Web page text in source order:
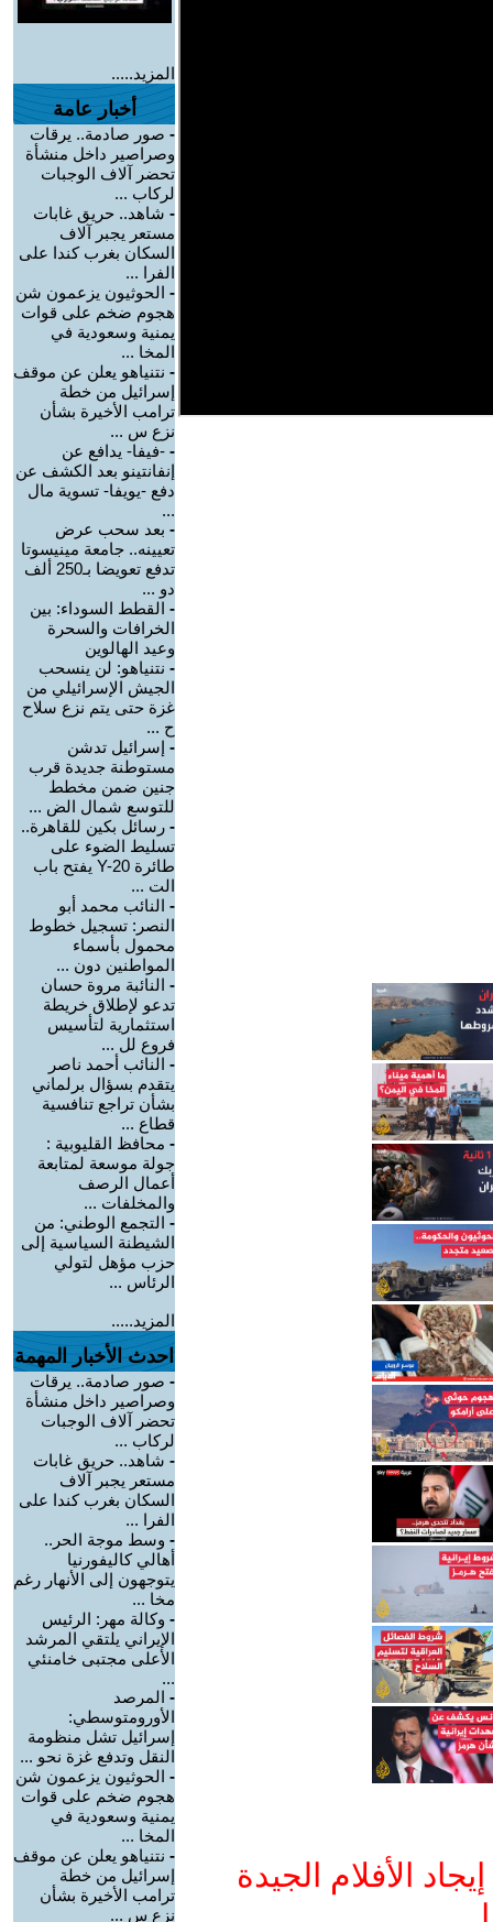
الأفلام الجيدة
المزيد.....
أخبار عامة
- صور صادمة.. يرقات
وصراصير داخل منشأة
تحضر آلاف الوجبات
لركاب ...
- شاهد.. حريق غابات
مستعر يجبر آلاف
السكان بغرب كندا على
الفرا ...
- الحوثيون يزعمون شن
هجوم ضخم على قوات
يمنية وسعودية في
المخا ...
- نتنياهو يعلن عن موقف
إسرائيل من خطة
ترامب الأخيرة بشأن
نزع س ...
- -فيفا- يدافع عن
إنفانتينو بعد الكشف عن
دفع -يويفا- تسوية مال
...
- بعد سحب عرض
تعيينه.. جامعة مينيسوتا
تدفع تعويضا بـ250 ألف
دو ...
- القطط السوداء: بين
الخرافات والسحرة
وعيد الهالوين
- نتنياهو: لن ينسحب
الجيش الإسرائيلي من
غزة حتى يتم نزع سلاح
ح ...
- إسرائيل تدشن
مستوطنة جديدة قرب
جنين ضمن مخطط
للتوسع شمال الض ...
- رسائل بكين للقاهرة..
تسليط الضوء على
طائرة Y-20 يفتح باب
الت ...
- النائب محمد أبو
النصر: تسجيل خطوط
محمول بأسماء
المواطنين دون ...
- النائبة مروة حسان
تدعو لإطلاق خريطة
استثمارية لتأسيس
فروع لل ...
- النائب أحمد ناصر
يتقدم بسؤال برلماني
بشأن تراجع تنافسية
قطاع ...
- محافظ القليوبية :
جولة موسعة لمتابعة
أعمال الرصف
والمخلفات ...
- التجمع الوطني: من
الشيطنة السياسية إلى
حزب مؤهل لتولي
الرئاس ...
المزيد.....
احدث الأخبار المهمة
- صور صادمة.. يرقات
وصراصير داخل منشأة
تحضر آلاف الوجبات
لركاب ...
- شاهد.. حريق غابات
مستعر يجبر آلاف
السكان بغرب كندا على
الفرا ...
- وسط موجة الحر..
أهالي كاليفورنيا
يتوجهون إلى الأنهار رغم
مخا ...
- وكالة مهر: الرئيس
الإيراني يلتقي المرشد
الأعلى مجتبى خامنئي
...
- المرصد
الأورومتوسطي:
إسرائيل تشل منظومة
النقل وتدفع غزة نحو ...
- الحوثيون يزعمون شن
هجوم ضخم على قوات
يمنية وسعودية في
المخا ...
- نتنياهو يعلن عن موقف
إسرائيل من خطة
ترامب الأخيرة بشأن
نزع س ...